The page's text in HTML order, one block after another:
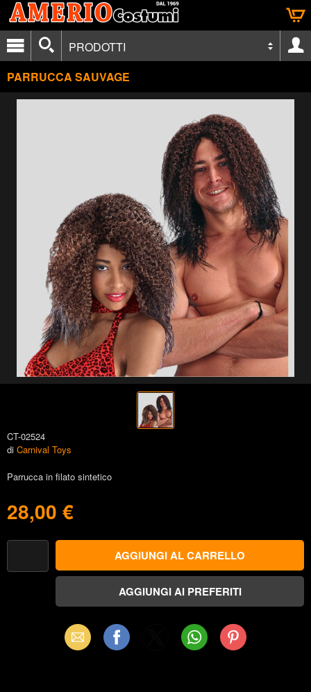
PRODOTTI
PARRUCCA SAUVAGE
CT-02524
di Carnival Toys
Parrucca in filato sintetico
28,00 €
Email Facebook WhatsAppPinterest